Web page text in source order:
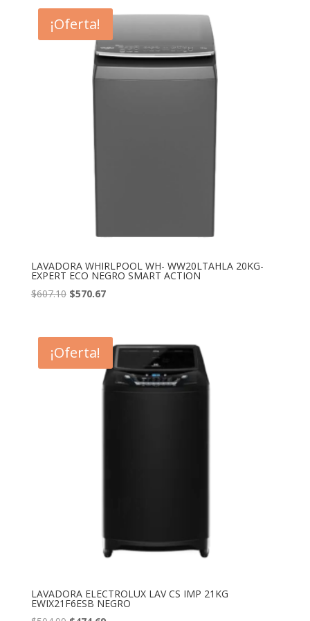
era:
$541.88.
es:
¡Oferta!
LAVADORA WHIRLPOOL WH- WW20LTAHLA 20KG-
EXPERT ECO NEGRO SMART ACTION
$607.10 El
era:
$607.10.
$570.67El
es:
$570.67.
¡Oferta!
LAVADORA ELECTROLUX LAV CS IMP 21KG
EWIX21F6ESB NEGRO